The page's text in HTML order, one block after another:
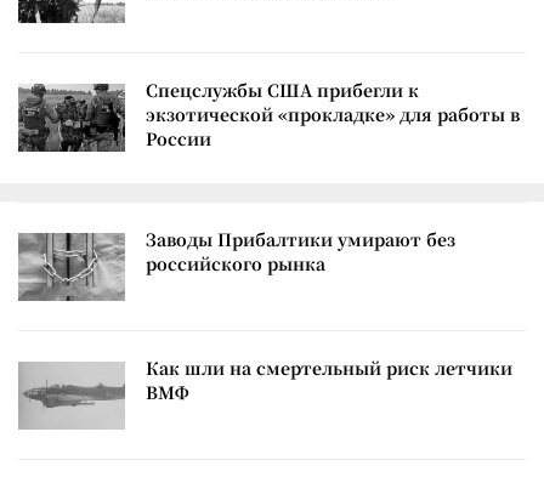
Спецслужбы США прибегли к
экзотической «прокладке» для работы в
России
Заводы Прибалтики умирают без
российского рынка
Как шли на смертельный риск летчики
ВМФ